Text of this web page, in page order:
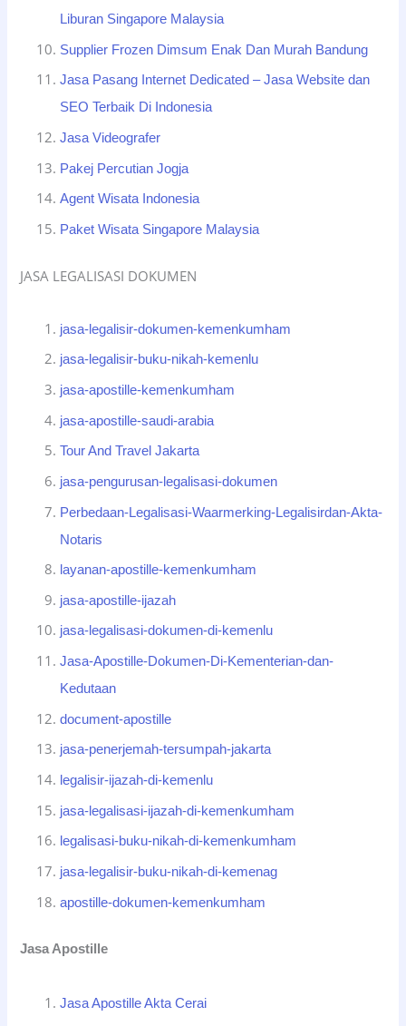
Liburan Singapore Malaysia
Supplier Frozen Dimsum Enak Dan Murah Bandung
Jasa Pasang Internet Dedicated – Jasa Website dan
SEO Terbaik Di Indonesia
Jasa Videografer
Pakej Percutian Jogja
Agent Wisata Indonesia
Paket Wisata Singapore Malaysia
JASA LEGALISASI DOKUMEN
jasa-legalisir-dokumen-kemenkumham
jasa-legalisir-buku-nikah-kemenlu
jasa-apostille-kemenkumham
jasa-apostille-saudi-arabia
Tour And Travel Jakarta
jasa-pengurusan-legalisasi-dokumen
Perbedaan-Legalisasi-Waarmerking-Legalisirdan-Akta-
Notaris
layanan-apostille-kemenkumham
jasa-apostille-ijazah
jasa-legalisasi-dokumen-di-kemenlu
Jasa-Apostille-Dokumen-Di-Kementerian-dan-
Kedutaan
document-apostille
jasa-penerjemah-tersumpah-jakarta
legalisir-ijazah-di-kemenlu
jasa-legalisasi-ijazah-di-kemenkumham
legalisasi-buku-nikah-di-kemenkumham
jasa-legalisir-buku-nikah-di-kemenag
apostille-dokumen-kemenkumham
Jasa Apostille
Jasa Apostille Akta Cerai